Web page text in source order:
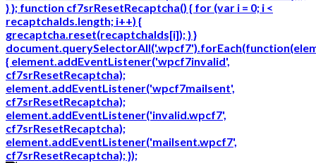
} }; function cf7srResetRecaptcha() { for (var i = 0; i <
recaptchaIds.length; i++) {
grecaptcha.reset(recaptchaIds[i]); } }
{ element.addEventListener('wpcf7invalid',
cf7srResetRecaptcha);
element.addEventListener('wpcf7mailsent',
cf7srResetRecaptcha);
element.addEventListener('invalid.wpcf7',
cf7srResetRecaptcha);
element.addEventListener('mailsent.wpcf7',
cf7srResetRecaptcha); });